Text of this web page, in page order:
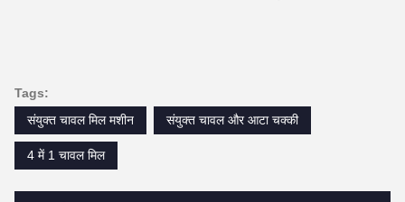
Tags:
संयुक्त चावल मिल मशीन
संयुक्त चावल और आटा चक्की
4 में 1 चावल मिल